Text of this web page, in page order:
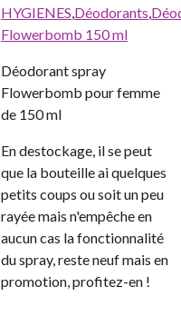
HYGIENES,Déodorants,
Flowerbomb 150 ml
Déodorant spray
Flowerbomb pour femme
de 150 ml
En destockage, il se peut
que la bouteille ai quelques
petits coups ou soit un peu
rayée mais n'empêche en
aucun cas la fonctionnalité
du spray, reste neuf mais en
promotion, profitez-en !